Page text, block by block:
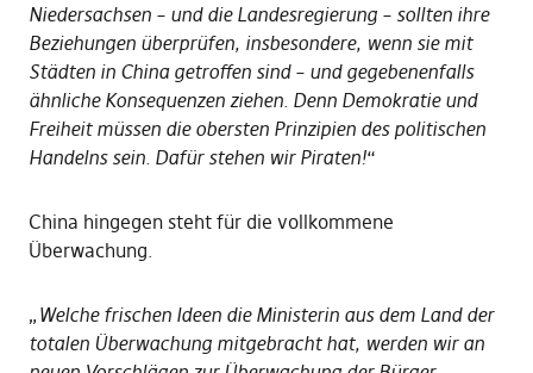
Niedersachsen – und die Landesregierung – sollten ihre
Beziehungen überprüfen, insbesondere, wenn sie mit
Städten in China getroffen sind – und gegebenenfalls
ähnliche Konsequenzen ziehen. Denn Demokratie und
Freiheit müssen die obersten Prinzipien des politischen
Handelns sein. Dafür stehen wir Piraten!“
China hingegen steht für die vollkommene
Überwachung.
„ Welche frischen Ideen die Ministerin aus dem Land der
totalen Überwachung mitgebracht hat, werden wir an